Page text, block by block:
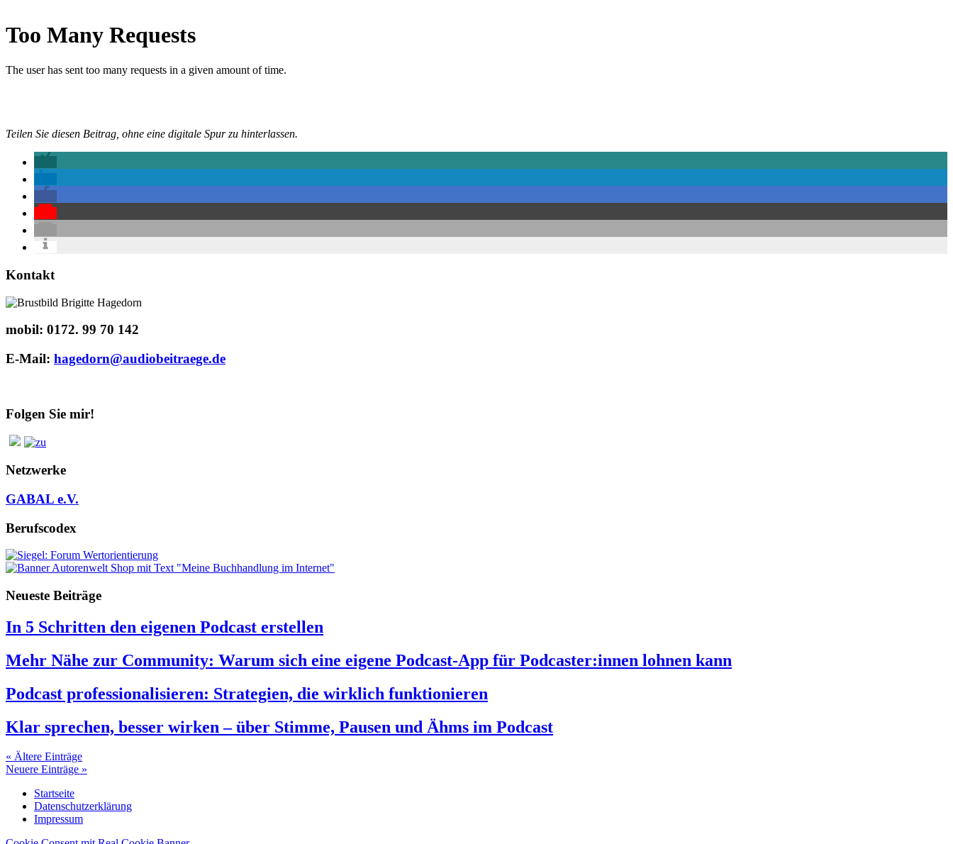
Teilen Sie diesen Beitrag, ohne eine digitale Spur zu hinterlassen.
Kontakt
mobil: 0172. 99 70 142
E-Mail: hagedorn@audiobeitraege.de
Folgen Sie mir!
Netzwerke
GABAL e.V.
Berufscodex
Neueste Beiträge
In 5 Schritten den eigenen Podcast erstellen
Mehr Nähe zur Community: Warum sich eine eigene Podcast-App für Podcaster:innen lohnen kann
Podcast professionalisieren: Strategien, die wirklich funktionieren
Klar sprechen, besser wirken – über Stimme, Pausen und Ähms im Podcast
« Ältere Einträge
Neuere Einträge »
Startseite
Datenschutzerklärung
Impressum